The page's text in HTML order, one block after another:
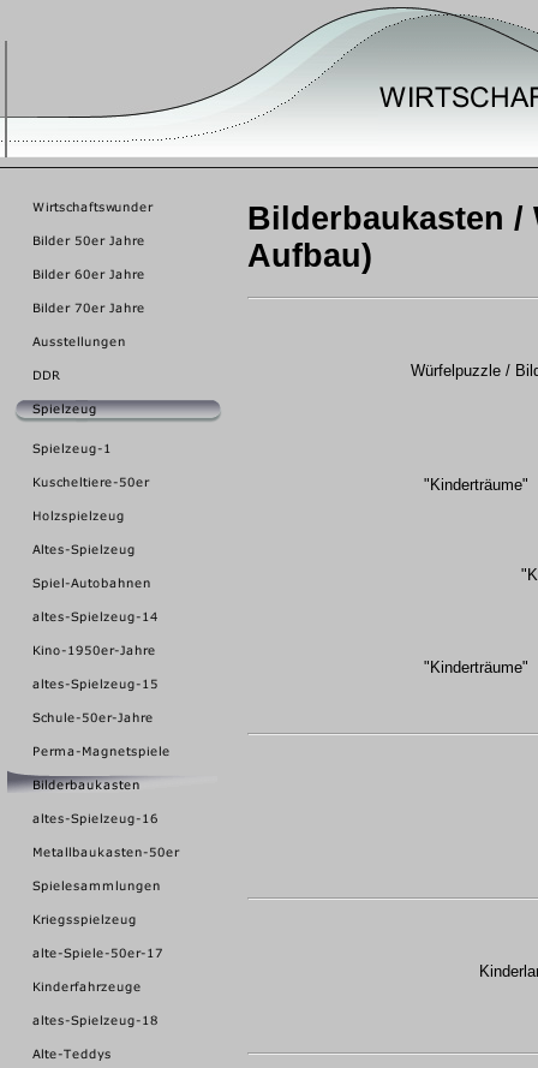
Bilderbaukasten /
Aufbau)
Würfelpuzzle /
"Kinderträume"
"Kinderträume"